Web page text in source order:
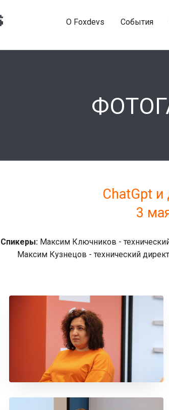
O Foxdevs События
ChatGpt и
3
Спикеры: Максим Ключников -
Максим Кузнецов - технический